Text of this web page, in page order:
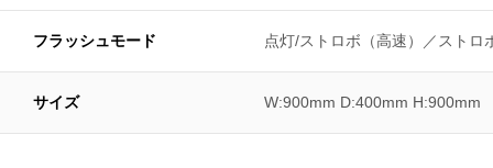
フラッシュモード 点灯/ストロボ（高速）／ストロ
サイズ W:900mm D:400mm H:900mm